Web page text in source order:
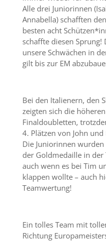
Alle drei Juniorinnen
Annabella) schafften
besten acht
schaffte diesen
unsere Schwächen in
gilt bis zur EM
Bei den Italienern, den
zeigten sich die
Finaldoubletten,
4. Plätzen von John
Die Juniorinnen
der Goldmedaille in
auch wenn es bei Tim
klappen wollte – auch
Teamwertung!
Ein tolles Team mit
Richtung